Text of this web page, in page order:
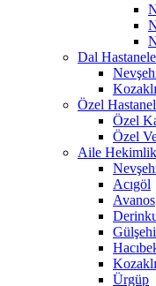
Dal
Özel
Özel
Özel
Aile
Acıgöl
Avanos
Kozaklı
Ürgüp